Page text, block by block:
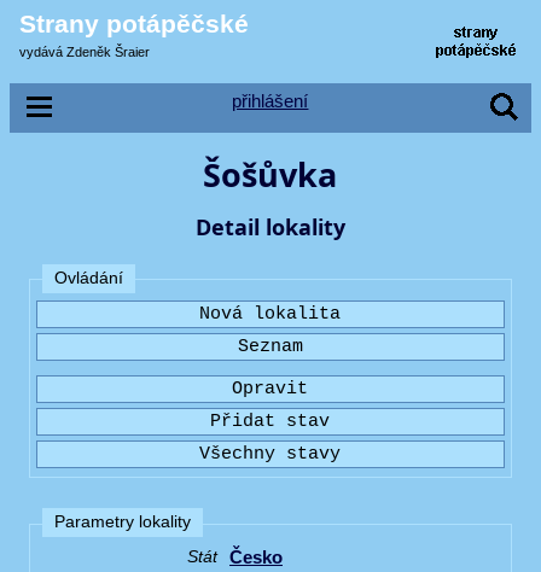
Strany potápěčské
vydává Zdeněk Šraier
přihlášení
Šošůvka
Detail lokality
Ovládání
Parametry lokality
Stát
Česko